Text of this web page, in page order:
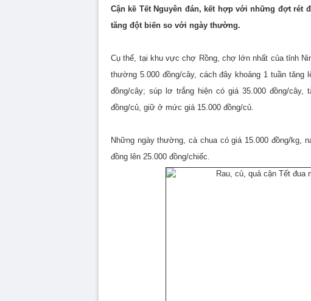
Cận kề Tết Nguyên đán, kết hợp với những đợt rét
tăng đột biến so với ngày thường.
Cụ thể, tại khu vực chợ Rồng, chợ lớn nhất của tỉnh
thường 5.000 đồng/cây, cách đây khoảng 1 tuần
đồng/cây; súp lơ trắng hiện có giá 35.000 đồng/
đồng/củ, giữ ở mức giá 15.000 đồng/củ.
Những ngày thường, cà chua có giá 15.000 đồng/kg,
đồng lên 25.000 đồng/chiếc.